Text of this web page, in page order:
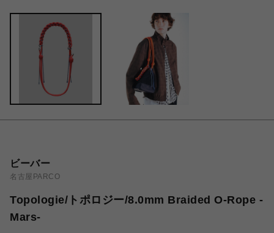
ビーバー
名古屋PARCO
Topologie/トポロジー/8.0mm Braided O-Rope -
Mars-